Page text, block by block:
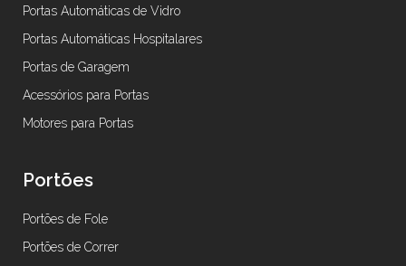
Portas Automáticas de Vidro
Portas Automáticas Hospitalares
Portas de Garagem
Acessórios para Portas
Motores para Portas
Portões
Portões de Fole
Portões de Correr